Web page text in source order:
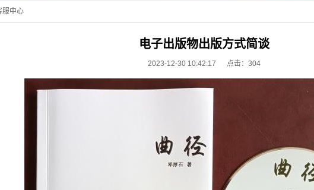
服中心
电子出版物出版方式简谈
2023-12-30 10:42:17 点击： 304